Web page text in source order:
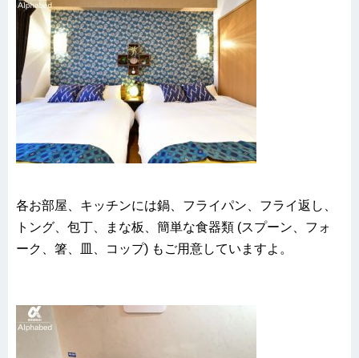
各お部屋、キッチンには鍋、フライパン、フライ返し、
トング、包丁、まな板、簡単な食器類 (スプーン、フォ
ーク、箸、皿、コップ) もご用意していますよ。